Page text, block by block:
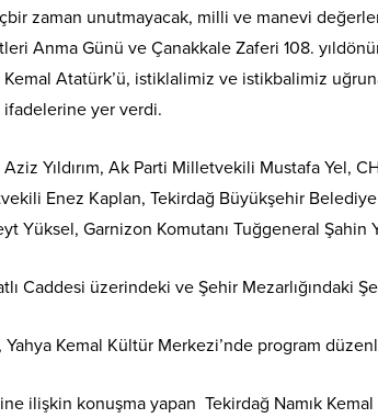
zaman unutmayacak, milli ve manevi
Anma Günü ve Çanakkale Zaferi 108.
Atatürk’ü, istiklalimiz ve istikbalimiz
ifadelerine yer verdi.
Yıldırım, Ak Parti Milletvekili Mustafa Yel,
Enez Kaplan, Tekirdağ Büyükşehir
Yüksel, Garnizon Komutanı Tuğgeneral Şahin
Caddesi üzerindeki ve Şehir Mezarlığındaki
Yahya Kemal Kültür Merkezi’nde program
ilişkin konuşma yapan Tekirdağ Namık